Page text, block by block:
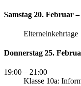
Samstag 20. Februar
Elterneinkehrtage
Donnerstag 25.
19:00 – 21:00
Klasse 10a: